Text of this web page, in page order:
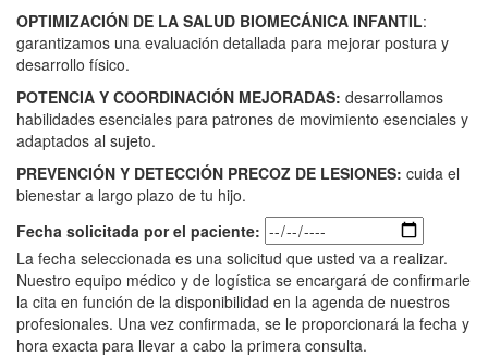
OPTIMIZACIÓN DE LA SALUD BIOMECÁNICA INFANTIL:
garantizamos una evaluación detallada para mejorar postura y
desarrollo físico.
POTENCIA Y COORDINACIÓN MEJORADAS: desarrollamos
habilidades esenciales para patrones de movimiento esenciales y
adaptados al sujeto.
PREVENCIÓN Y DETECCIÓN PRECOZ DE LESIONES: cuida el
bienestar a largo plazo de tu hijo.
Fecha solicitada por el paciente:
La fecha seleccionada es una solicitud que usted va a realizar.
Nuestro equipo médico y de logística se encargará de confirmarle
la cita en función de la disponibilidad en la agenda de nuestros
profesionales. Una vez confirmada, se le proporcionará la fecha y
hora exacta para llevar a cabo la primera consulta.